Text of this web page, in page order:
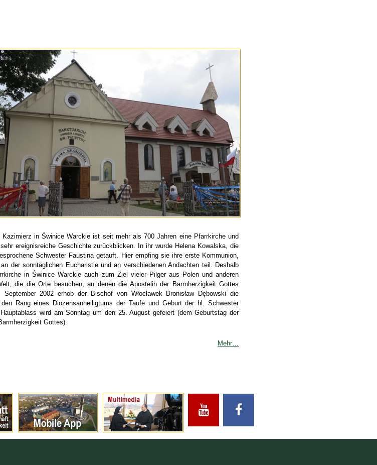
Kazimierz in Świnice Warckie ist seit mehr als 700 Jahren eine Pfarrkirche und
ereignisreiche Geschichte zurückblicken. In ihr wurde Helena Kowalska, die
Schwester Faustina getauft. Hier empfing sie ihre erste Kommunion,
der sonntäglichen Eucharistie und an verschiedenen Andachten teil. Deshalb
in Świnice Warckie auch zum Ziel vieler Pilger aus Polen und anderen
die die Orte besuchen, an denen die Apostelin der Barmherzigkeit Gottes
2002 erhob der Bischof von Włocławek Bronisław Dębowski die
Rang eines Diözensanheiligtums der Taufe und Geburt der hl. Schwester
wird am Sonntag um den 25. August gefeiert (dem Geburtstag der
Gottes).
Mehr…